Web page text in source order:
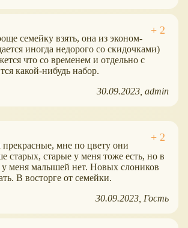
семейку взять, она из эконом-
иногда недорого со скидочками)
что со временем и отдельно с
какой-нибудь набор.
30.09.2023 admin
мне по цвету они
старых, старые у меня тоже есть, но в
у меня малышей нет. Новых слоников
В восторге от семейки.
30.09.2023 Гость